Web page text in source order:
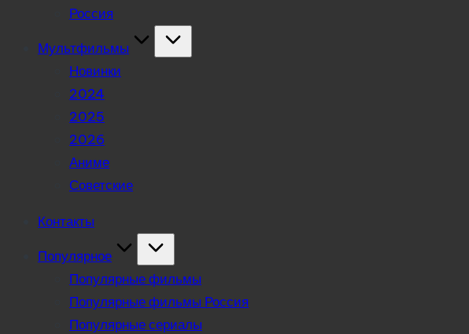
Россия
Мультфильмы
Новинки
2024
2025
2026
Аниме
Советские
Контакты
Популярное
Популярные фильмы
Популярные фильмы Россия
Популярные сериалы